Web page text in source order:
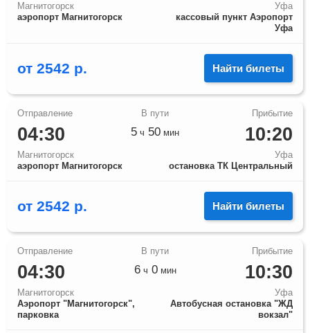
Магнитогорск
аэропорт Магнитогорск
Уфа
кассовый пункт Аэропорт
Уфа
от 2542 р. Найти билеты
04:30
Магнитогорск
аэропорт Магнитогорск
10:20
Уфа
остановка ТК Центральный
5 ч 50 мин
от 2542 р. Найти билеты
04:30
Магнитогорск
Аэропорт "Магнитогорск",
парковка
10:30
Уфа
Автобусная остановка "ЖД
вокзал"
6ч 0мин